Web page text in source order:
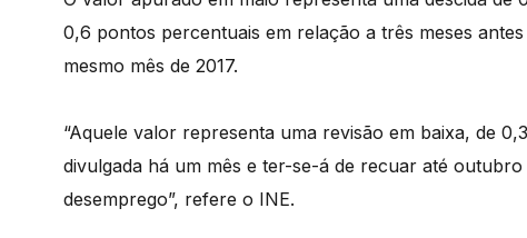
0,6 pontos percentuais em relação a três meses
mesmo mês de 2017.
“Aquele valor representa uma revisão em baixa, de
divulgada há um mês e ter-se-á de recuar até
desemprego”, refere o INE.